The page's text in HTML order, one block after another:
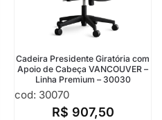
Cadeira Presidente Giratória com
Apoio de Cabeça VANCOUVER –
Linha Premium – 30030
cod: 30070
R$ 907,50